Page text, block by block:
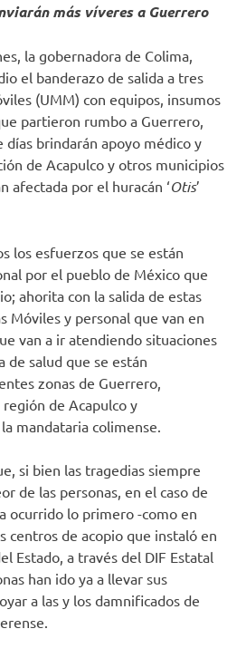
más víveres a Guerrero
la gobernadora de Colima,
el banderazo de salida a tres
(UMM) con equipos, insumos
partieron rumbo a Guerrero,
brindarán apoyo médico y
de Acapulco y otros municipios
afectada por el huracán ‘Otis’
los esfuerzos que se están
por el pueblo de México que
ahorita con la salida de estas
Móviles y personal que van en
van a ir atendiendo situaciones
de salud que se están
zonas de Guerrero,
de Acapulco y
mandataria colimense.
si bien las tragedias siempre
de las personas, en el caso de
ocurrido lo primero -como en
centros de acopio que instaló en
Estado, a través del DIF Estatal
han ido ya a llevar sus
a las y los damnificados de